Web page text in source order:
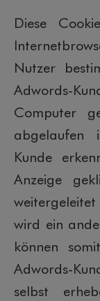
Diese
Nutzer
Adwords-
Computer
Kunde
Anzeige
wird ein
können
Adwords-
selbst